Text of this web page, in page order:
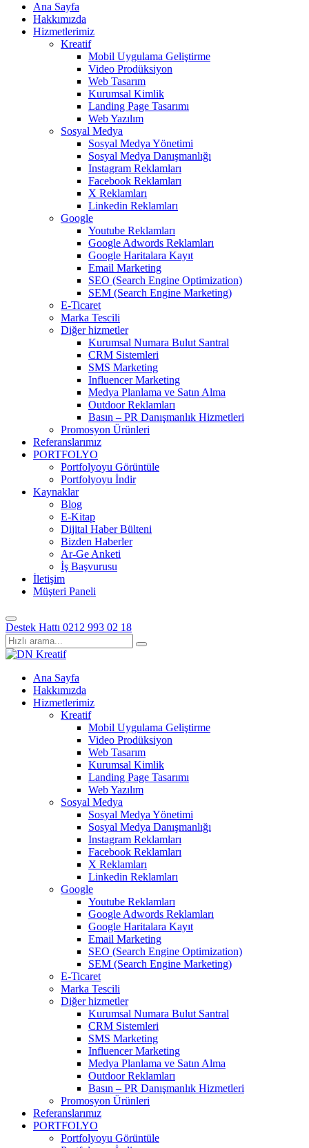
Ana Sayfa
Hakkımızda
Hizmetlerimiz
Kreatif
Mobil Uygulama Geliştirme
Video Prodüksiyon
Web Tasarım
Kurumsal Kimlik
Landing Page Tasarımı
Web Yazılım
Sosyal Medya
Sosyal Medya Yönetimi
Sosyal Medya Danışmanlığı
Instagram Reklamları
Facebook Reklamları
X Reklamları
Linkedin Reklamları
Google
Youtube Reklamları
Google Adwords Reklamları
Google Haritalara Kayıt
Email Marketing
SEO (Search Engine Optimization)
SEM (Search Engine Marketing)
E-Ticaret
Marka Tescili
Diğer hizmetler
Kurumsal Numara Bulut Santral
CRM Sistemleri
SMS Marketing
Influencer Marketing
Medya Planlama ve Satın Alma
Outdoor Reklamları
Basın – PR Danışmanlık Hizmetleri
Promosyon Ürünleri
Referanslarımız
PORTFOLYO
Portfolyoyu Görüntüle
Portfolyoyu İndir
Kaynaklar
Blog
E-Kitap
Dijital Haber Bülteni
Bizden Haberler
Ar-Ge Anketi
İş Başvurusu
İletişim
Müşteri Paneli
Destek Hattı 0212 993 02 18
Ana Sayfa
Hakkımızda
Hizmetlerimiz
Kreatif
Mobil Uygulama Geliştirme
Video Prodüksiyon
Web Tasarım
Kurumsal Kimlik
Landing Page Tasarımı
Web Yazılım
Sosyal Medya
Sosyal Medya Yönetimi
Sosyal Medya Danışmanlığı
Instagram Reklamları
Facebook Reklamları
X Reklamları
Linkedin Reklamları
Google
Youtube Reklamları
Google Adwords Reklamları
Google Haritalara Kayıt
Email Marketing
SEO (Search Engine Optimization)
SEM (Search Engine Marketing)
E-Ticaret
Marka Tescili
Diğer hizmetler
Kurumsal Numara Bulut Santral
CRM Sistemleri
SMS Marketing
Influencer Marketing
Medya Planlama ve Satın Alma
Outdoor Reklamları
Basın – PR Danışmanlık Hizmetleri
Promosyon Ürünleri
Referanslarımız
PORTFOLYO
Portfolyoyu Görüntüle